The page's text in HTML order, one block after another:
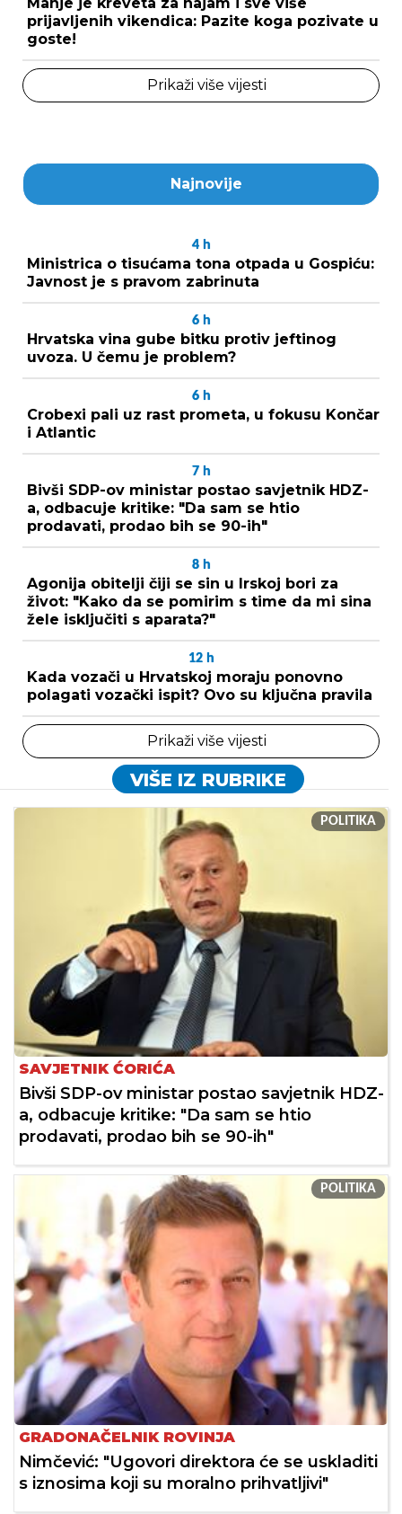
prijavljenih vikendica: Pazite koga pozivate u
goste!
Prikaži više vijesti
Najnovije
4 h
Ministrica o tisućama tona otpada u Gospiću:
Javnost je s pravom zabrinuta
6 h
Hrvatska vina gube bitku protiv jeftinog
uvoza. U čemu je problem?
6 h
Crobexi pali uz rast prometa, u fokusu Končar
i Atlantic
7 h
Bivši SDP-ov ministar postao savjetnik HDZ-
a, odbacuje kritike: "Da sam se htio
prodavati, prodao bih se 90-ih"
8 h
Agonija obitelji čiji se sin u Irskoj bori za
život: "Kako da se pomirim s time da mi sina
žele isključiti s aparata?"
12 h
Kada vozači u Hrvatskoj moraju ponovno
polagati vozački ispit? Ovo su ključna pravila
Prikaži više vijesti
VIŠE IZ RUBRIKE
POLITIKA
SAVJETNIK ĆORIĆA
Bivši SDP-ov ministar postao savjetnik HDZ-
a, odbacuje kritike: "Da sam se htio
prodavati, prodao bih se 90-ih"
POLITIKA
GRADONAČELNIK ROVINJA
Nimčević: "Ugovori direktora će se uskladiti
s iznosima koji su moralno prihvatljivi"